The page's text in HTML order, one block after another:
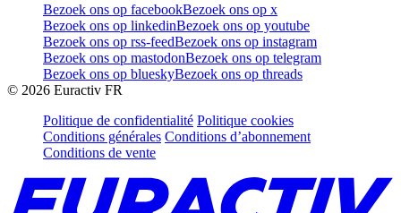
Bezoek ons op facebookBezoek ons op x
Bezoek ons op linkedinBezoek ons op youtube
Bezoek ons op rss-feedBezoek ons op instagram
Bezoek ons op mastodonBezoek ons op telegram
Bezoek ons op blueskyBezoek ons op threads
© 2026 Euractiv FR
Politique de confidentialité Politique cookies
Conditions générales Conditions d’abonnement
Conditions de vente